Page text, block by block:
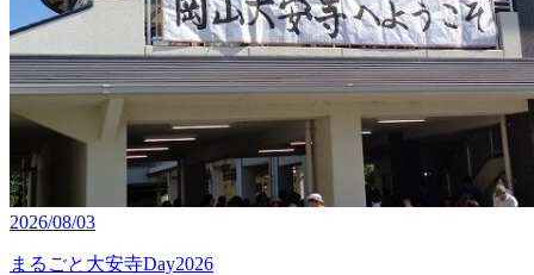
2026/08/03
まるごと大安寺Day2026